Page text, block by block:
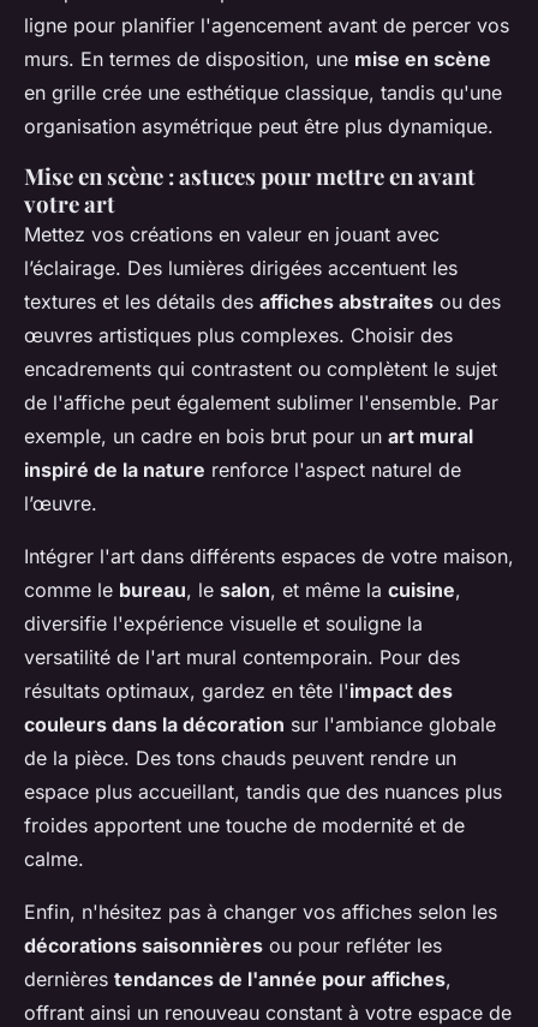
ligne pour planifier l'agencement avant de percer vos
murs. En termes de disposition, une mise en scène
en grille crée une esthétique classique, tandis qu'une
organisation asymétrique peut être plus dynamique.
Mise en scène : astuces pour mettre en avant
votre art
Mettez vos créations en valeur en jouant avec
l’éclairage. Des lumières dirigées accentuent les
textures et les détails des affiches abstraites ou des
œuvres artistiques plus complexes. Choisir des
encadrements qui contrastent ou complètent le sujet
de l'affiche peut également sublimer l'ensemble. Par
exemple, un cadre en bois brut pour un art mural
inspiré de la nature renforce l'aspect naturel de
l’œuvre.
Intégrer l'art dans différents espaces de votre maison,
comme le bureau, le salon, et même la cuisine,
diversifie l'expérience visuelle et souligne la
versatilité de l'art mural contemporain. Pour des
résultats optimaux, gardez en tête l'impact des
couleurs dans la décoration sur l'ambiance globale
de la pièce. Des tons chauds peuvent rendre un
espace plus accueillant, tandis que des nuances plus
froides apportent une touche de modernité et de
calme.
Enfin, n'hésitez pas à changer vos affiches selon les
décorations saisonnières ou pour refléter les
dernières tendances de l'année pour affiches,
offrant ainsi un renouveau constant à votre espace de